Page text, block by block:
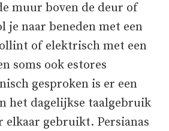
muur boven de deur of
je naar beneden met een
of elektrisch met een
soms ook estores
gesproken is er een
het dagelijkse taalgebruik
elkaar gebruikt. Persianas